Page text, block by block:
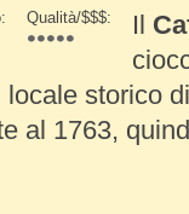
Qualità/$$$: Il
storico
al 1763,
di Torino